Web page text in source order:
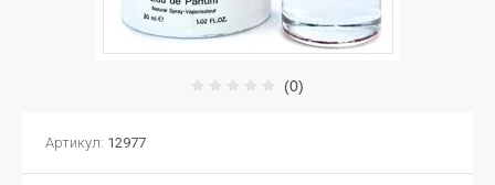
(0)
Артикул: 12977